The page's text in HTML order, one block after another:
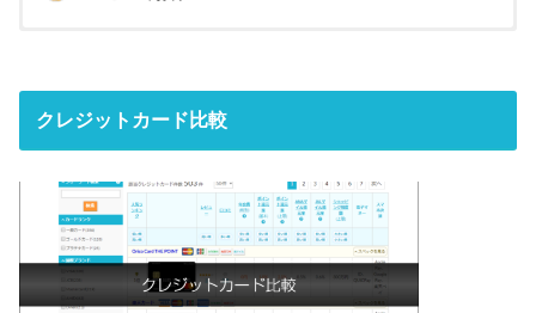
クレジットカード比較